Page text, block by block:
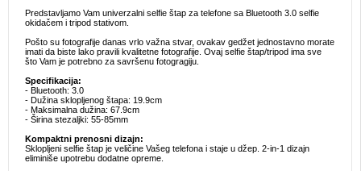
Predstavljamo Vam univerzalni selfie štap za telefone sa Bluetooth 3.0 selfie
okidačem i tripod stativom.
Pošto su fotografije danas vrlo važna stvar, ovakav gedžet jednostavno morate
imati da biste lako pravili kvalitetne fotografije. Ovaj selfie štap/tripod ima sve
što Vam je potrebno za savršenu fotogragiju.
Specifikacija:
- Bluetooth: 3.0
- Dužina sklopljenog štapa: 19.9cm
- Maksimalna dužina: 67.9cm
- Širina stezaljki: 55-85mm
Kompaktni prenosni dizajn:
Sklopljeni selfie štap je veličine Vašeg telefona i staje u džep. 2-in-1 dizajn
eliminiše upotrebu dodatne opreme.